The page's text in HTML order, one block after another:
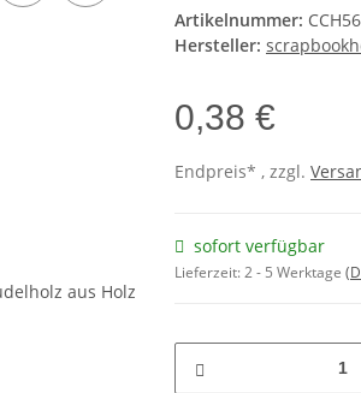
Artikelnummer:
Hersteller:
0,38 €
Endpreis* , zzgl.
sofort verfügbar
Lieferzeit:2 - 5 Werktage